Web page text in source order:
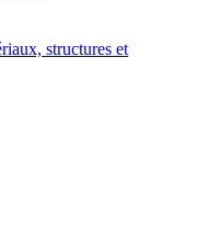
structures et